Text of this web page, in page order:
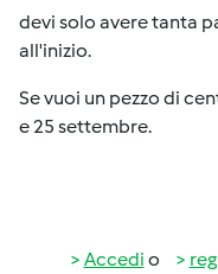
devi solo avere tanta
all'inizio.
Se vuoi un pezzo di
e 25 settembre.
Accedi o